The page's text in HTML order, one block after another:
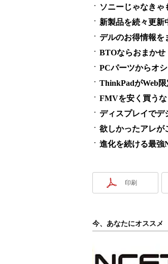
ソニーじゃなきゃ
新製品を続々更新
デルのお得情報を
BTOならおまかせ
PCパーツからオ
ThinkPadがWeb
FMVを安く買う
ディスプレイでデ
欲しかったアレが
進化を続ける最強
印刷
今、あなたにオススメ